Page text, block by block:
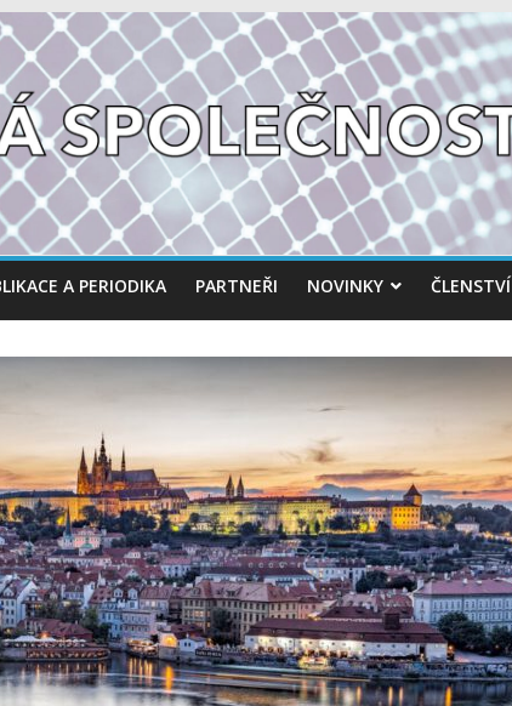
A PERIODIKA PARTNEŘI NOVINKY ČLENSTVÍ